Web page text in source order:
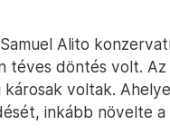
Alito
téves döntés volt.
voltak.
inkább növelte a